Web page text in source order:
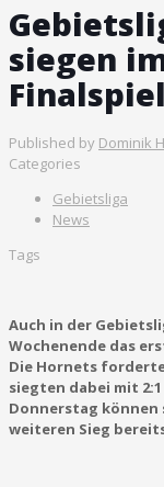
siegen
Finalspiel
Published by Dominik
Categories
Gebietsliga
News
Tags
Auch in der
Wochenende das
Die Hornets
siegten dabei mit
Donnerstag können
weiteren Sieg